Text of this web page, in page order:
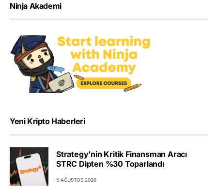
Ninja Akademi
Yeni Kripto Haberleri
Strategy’nin Kritik Finansman Aracı
STRC Dipten %30 Toparlandı
5 AĞUSTOS 2026